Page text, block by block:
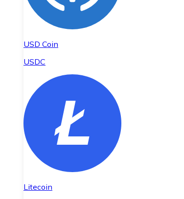
USD Coin
USDC
Litecoin